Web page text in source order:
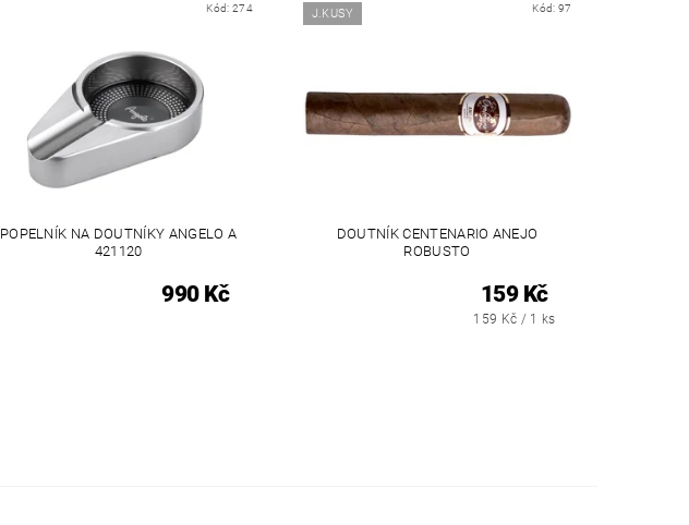
Kód:274
POPELNÍK NA DOUTNÍKY ANGELO A
421120
990 Kč
J.KUSY Kód: 97
DOUTNÍK CENTENARIO ANEJO
ROBUSTO
159 Kč
159 Kč / 1 ks